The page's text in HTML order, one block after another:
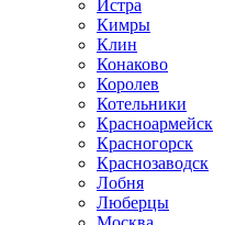
Истра
Кимры
Клин
Конаково
Королев
Котельники
Красноармейск
Красногорск
Краснозаводск
Лобня
Люберцы